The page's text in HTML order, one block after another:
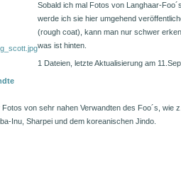
Sobald ich mal Fotos von Langhaar-
werde ich sie hier umgehend
(rough coat), kann man nur schwer
was ist hinten.
1 Dateien, letzte Aktualisierung am
Fotos von sehr nahen Verwandten des Foo´s, wie
Inu, Sharpei und dem koreanischen Jindo.